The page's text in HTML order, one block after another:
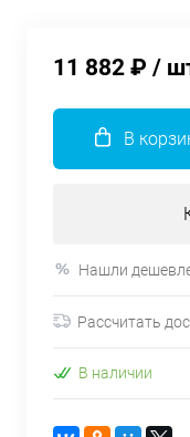
11 882 ₽ /
В
Нашли
Рассчитать
В наличии